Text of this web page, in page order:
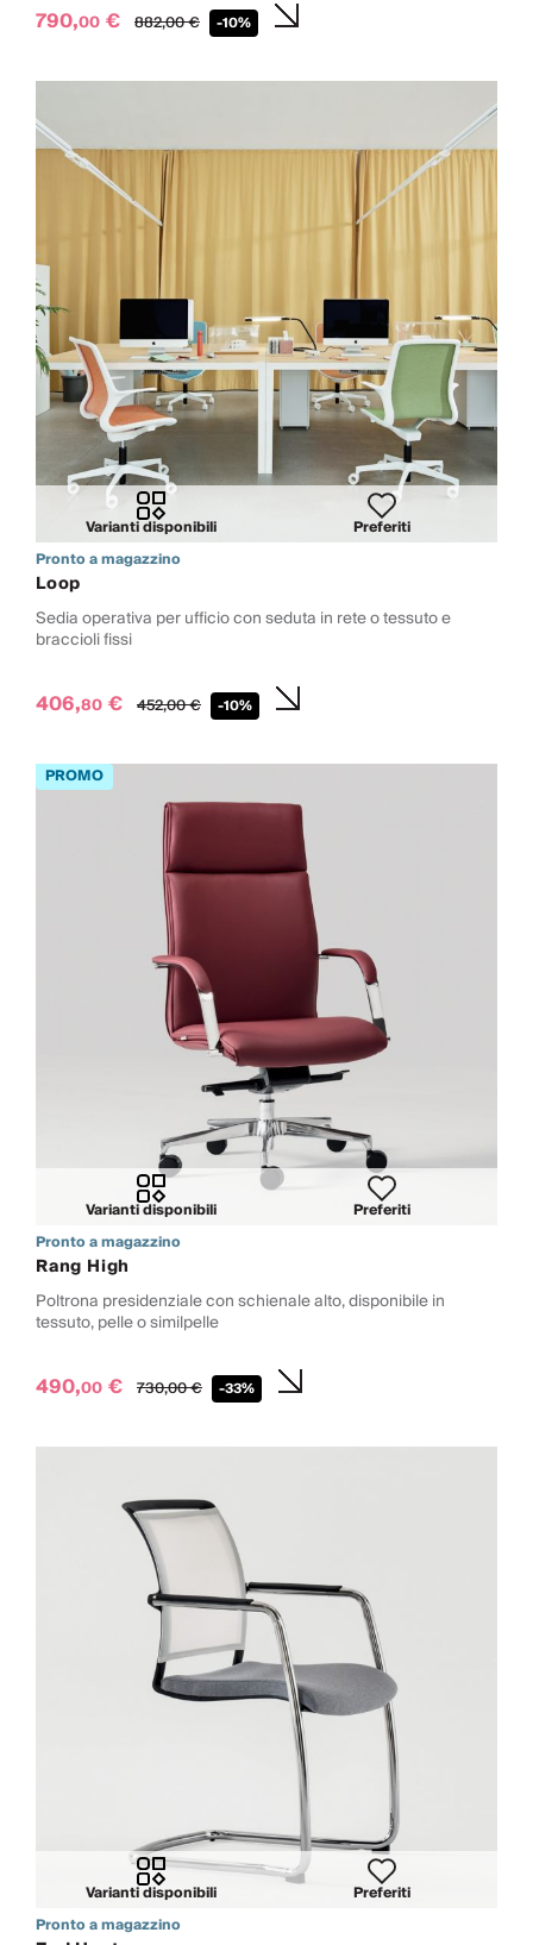
790,00 € 882,00€ -10%
Varianti disponibili
Preferiti
Pronto a magazzino
Loop
Sedia operativa per ufficio con seduta in rete o tessuto e
braccioli fissi
406,80 € 452,00€ -10%
Varianti disponibili
Preferiti
Pronto a magazzino
Rang High
Poltrona presidenziale con schienale alto, disponibile in
tessuto, pelle o similpelle
490,00 € 730,00€ -33%
Varianti disponibili
Preferiti
Pronto a magazzino